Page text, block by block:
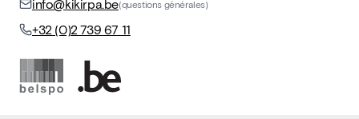
info@kikirpa.be(questions générales)
+32 (0)2 739 67 11